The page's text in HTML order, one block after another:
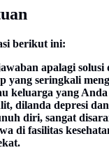
berikut ini:
apalagi solusi
yang seringkali
keluarga yang
dilanda depresi
diri, sangat
di fasilitas